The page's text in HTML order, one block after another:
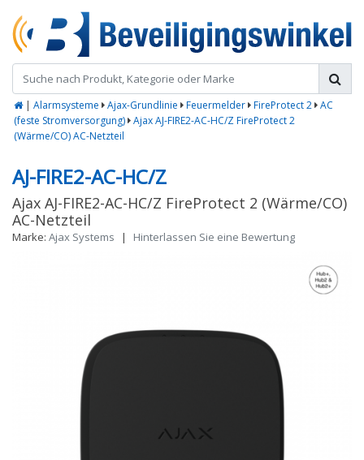
| Alarmsysteme Ajax-Grundlinie Feuermelder FireProtect 2 AC
(feste Stromversorgung) Ajax AJ-FIRE2-AC-HC/Z FireProtect 2
(Wärme/CO) AC-Netzteil
AJ-FIRE2-AC-HC/Z
Ajax AJ-FIRE2-AC-HC/Z FireProtect 2 (Wärme/CO)
AC-Netzteil
Marke: Ajax Systems | Hinterlassen Sie eine Bewertung